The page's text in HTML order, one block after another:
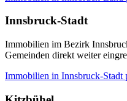
Innsbruck-Stadt
Immobilien im Bezirk
Gemeinden direkt weiter
Immobilien in Innsbruck-Stadt